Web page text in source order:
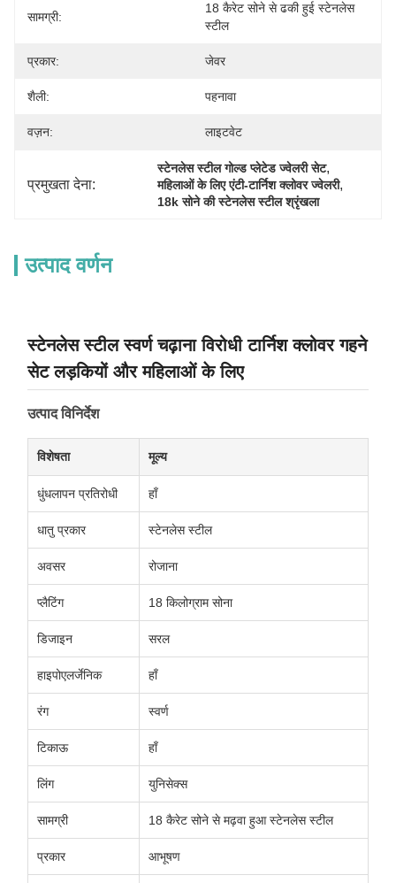
सामग्री:
18 कैरेट सोने से ढकी हुई स्टेनलेस
स्टील
प्रकार: जेवर
शैली: पहनावा
वज़न: लाइटवेट
प्रमुखता देना:
स्टेनलेस स्टील गोल्ड प्लेटेड ज्वेलरी सेट,
महिलाओं के लिए एंटी-टार्निश क्लोवर ज्वेलरी,
18k सोने की स्टेनलेस स्टील श्रृंखला
उत्पाद वर्णन
स्टेनलेस स्टील स्वर्ण चढ़ाना विरोधी टार्निश क्लोवर गहने
सेट लड़कियों और महिलाओं के लिए
उत्पाद विनिर्देश
विशेषता मूल्य
धुंधलापन प्रतिरोधी हाँ
धातु प्रकार स्टेनलेस स्टील
अवसर रोजाना
प्लैटिंग 18 किलोग्राम सोना
डिजाइन सरल
हाइपोएलर्जेनिक हाँ
रंग स्वर्ण
टिकाऊ हाँ
लिंग युनिसेक्स
सामग्री 18 कैरेट सोने से मढ़वा हुआ स्टेनलेस स्टील
प्रकार आभूषण